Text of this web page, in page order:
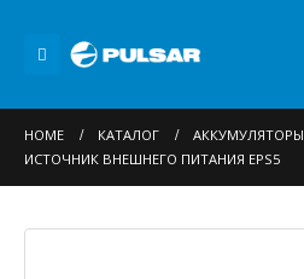
HOME КАТАЛОГ
АККУМУЛЯТОРЫ
ИСТОЧНИК ВНЕШНЕГО ПИТАНИЯ EPS5